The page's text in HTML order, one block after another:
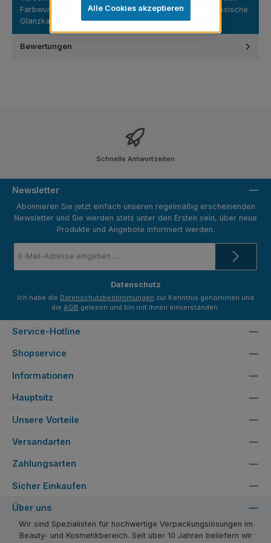
Farbwunsch für elegante Nagellackverpackungen Klassische
Glanzkap…
Mehr
Bewertungen
Schnelle Antwortzeiten
Newsletter
Abonnieren Sie jetzt einfach unseren regelmäßig erscheinenden
Newsletter und Sie werden stets unter den Ersten sein, über neue
Produkte und Angebote informiert werden.
Mail-
Datenschutz
Ich habe die Datenschutzbestimmungen zur Kenntnis genommen und
die AGB gelesen und bin mit ihnen einverstanden.
Service-Hotline
Shopservice
Informationen
Unsere Vorteile
Versandarten
Zahlungsarten
Hauptsitz
Sicher Einkaufen
Über uns
Wir sind Spezialisten für hochwertige Verpackungslösungen im
Beauty- und Kosmetikbereich. Seit über 10 Jahren beliefern wir
Alle Cookies akzeptieren